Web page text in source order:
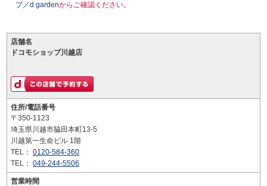
プ／d gardenからご確認ください。
店舗名
ドコモショップ川越店
住所/電話番号
〒350-1123
埼玉県川越市脇田本町13-5
川越第一生命ビル 1階
TEL： 0120-584-360
TEL： 049-244-5506
営業時間